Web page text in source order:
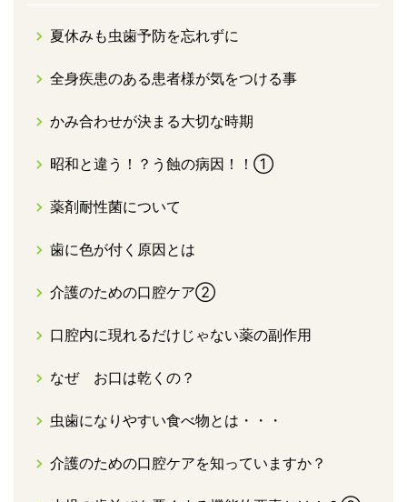
夏休みも虫歯予防を忘れずに
全身疾患のある患者様が気をつける事
かみ合わせが決まる大切な時期
昭和と違う！？う蝕の病因！！①
薬剤耐性菌について
歯に色が付く原因とは
介護のための口腔ケア②
口腔内に現れるだけじゃない薬の副作用
なぜ お口は乾くの？
虫歯になりやすい食べ物とは・・・
介護のための口腔ケアを知っていますか？